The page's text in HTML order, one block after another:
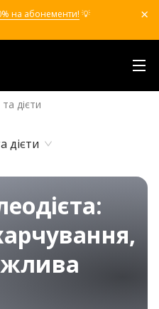
на абонементи! 💡
дієти
дієти